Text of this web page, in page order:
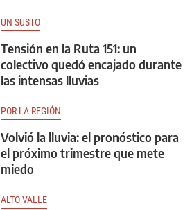
UN SUSTO
Tensión en la Ruta 151: un
colectivo quedó encajado durante
las intensas lluvias
POR LA REGIÓN
Volvió la lluvia: el pronóstico para
el próximo trimestre que mete
miedo
ALTO VALLE